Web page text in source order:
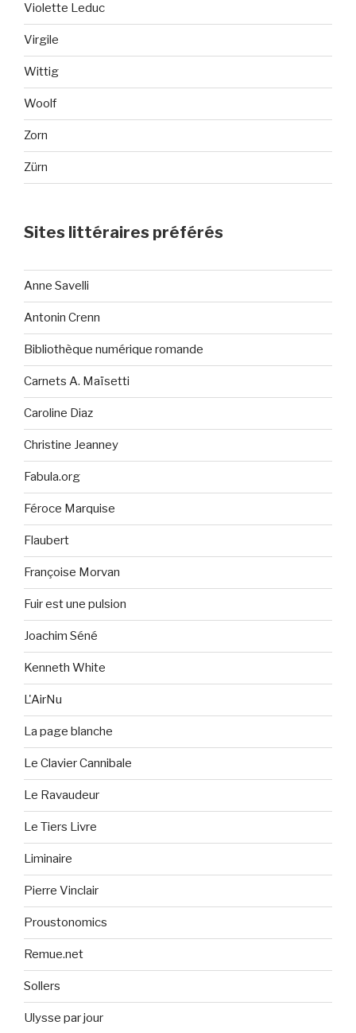
Violette Leduc
Virgile
Wittig
Woolf
Zorn
Zürn
Sites littéraires préférés
Anne Savelli
Antonin Crenn
Bibliothèque numérique romande
Carnets A. Maïsetti
Caroline Diaz
Christine Jeanney
Fabula.org
Féroce Marquise
Flaubert
Françoise Morvan
Fuir est une pulsion
Joachim Séné
Kenneth White
L'AirNu
La page blanche
Le Clavier Cannibale
Le Ravaudeur
Le Tiers Livre
Liminaire
Pierre Vinclair
Proustonomics
Remue.net
Sollers
Ulysse par jour